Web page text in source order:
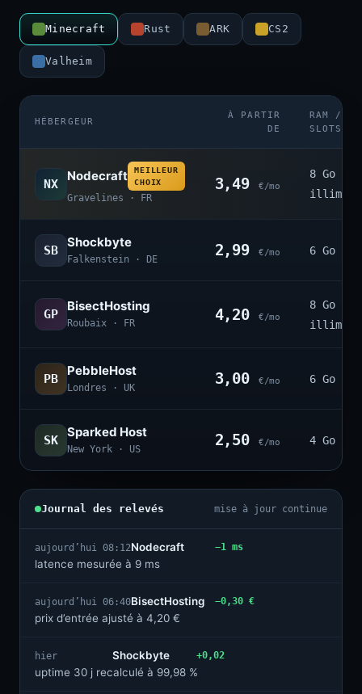
Minecraft Rust ARK CS2
Valheim
HÉBERGEUR
À PARTIR
DE
RAM /
SLOTS
NX
Nodecraft
MEILLEUR
CHOIX
Gravelines · FR
3,49 €/mo
8 Go ·
SB
Shockbyte
Falkenstein · DE
2,99 €/mo 6 Go ·
GP
BisectHosting
Roubaix · FR 4,20 €/mo
8 Go ·
PB
PebbleHost
Londres · UK
3,00 €/mo 6 Go ·
SK
Sparked Host
New York · US
2,50 €/mo 4 Go ·
Journal des relevés mise à jour continue
aujourd’hui 08:12Nodecraft
latence mesurée à 9 ms
−1 ms
aujourd’hui 06:40BisectHosting
prix d’entrée ajusté à 4,20 €
−0,30 €
hier
Shockbyte
uptime 30 j recalculé à 99,98 %
+0,02